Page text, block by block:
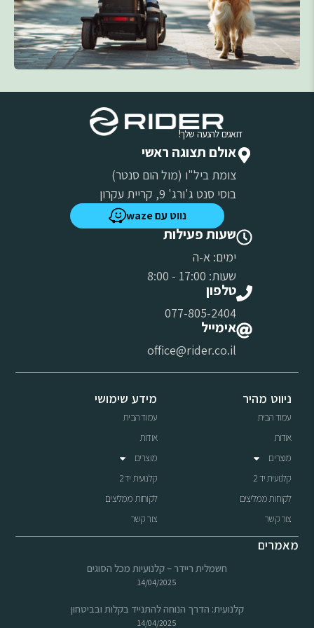
דואגים להנעה שלך!
אולם תצוגה ראשי
צומת ביל"ו (מול הום סנטר)
בוסי סנט ג'ורג' 9, קריית עקרון
נווט עם waze
שעות פעילות
ימים: א-ה
שעות: 17:00 - 8:00
טלפון
077-805-2404
אימייל
office@rider.co.il
ניווט מהיר
עמוד הבית
אודות
מוצרים
קלנועית יד 2
לקוחות ממליצים
צור קשר
מידע שימושי
עמוד הבית
אודות
מוצרים
קלנועית יד 2
לקוחות ממליצים
צור קשר
מאמרים
חשמלית ריידר – קלנועיות מכל הסוגים
14/04/2025
קלנועית: הדרך הנוחה להתנייד בקלות ובביטחון
14/04/2025